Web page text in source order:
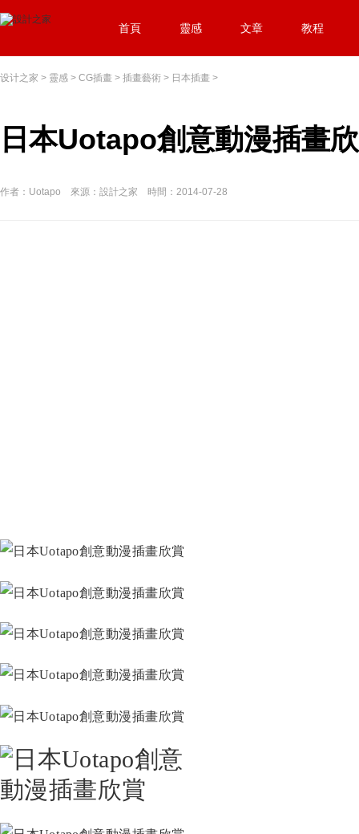
首頁 靈感 文章 教程
设计之家 > 靈感 > CG插畫 > 插畫藝術 > 日本插畫 >
日本Uotapo創意動漫插畫
作者：Uotapo 來源：設計之家 時間：2014-07-28